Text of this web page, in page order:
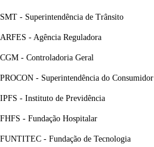
SMT - Superintendência de Trânsito
ARFES - Agência Reguladora
CGM - Controladoria Geral
PROCON - Superintendência do Consumidor
IPFS - Instituto de Previdência
FHFS - Fundação Hospitalar
FUNTITEC - Fundação de Tecnologia